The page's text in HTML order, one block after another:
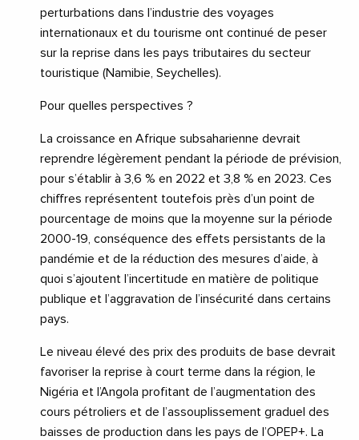
perturbations dans l’industrie des voyages
internationaux et du tourisme ont continué de peser
sur la reprise dans les pays tributaires du secteur
touristique (Namibie, Seychelles).
Pour quelles perspectives ?
La croissance en Afrique subsaharienne devrait
reprendre légèrement pendant la période de prévision,
pour s’établir à 3,6 % en 2022 et 3,8 % en 2023. Ces
chiffres représentent toutefois près d’un point de
pourcentage de moins que la moyenne sur la période
2000-19, conséquence des effets persistants de la
pandémie et de la réduction des mesures d’aide, à
quoi s’ajoutent l’incertitude en matière de politique
publique et l’aggravation de l’insécurité dans certains
pays.
Le niveau élevé des prix des produits de base devrait
favoriser la reprise à court terme dans la région, le
Nigéria et l’Angola profitant de l’augmentation des
cours pétroliers et de l’assouplissement graduel des
baisses de production dans les pays de l’OPEP+. La